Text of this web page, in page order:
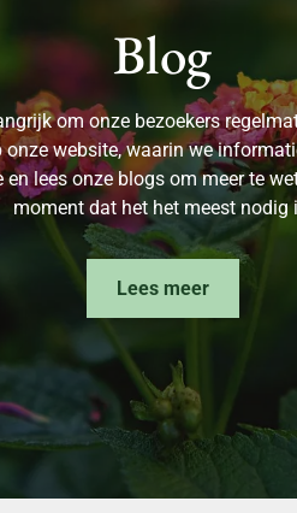
Blog
om onze bezoekers
website, waarin we
lees onze blogs om meer te
moment dat het het meest nodig
Lees meer